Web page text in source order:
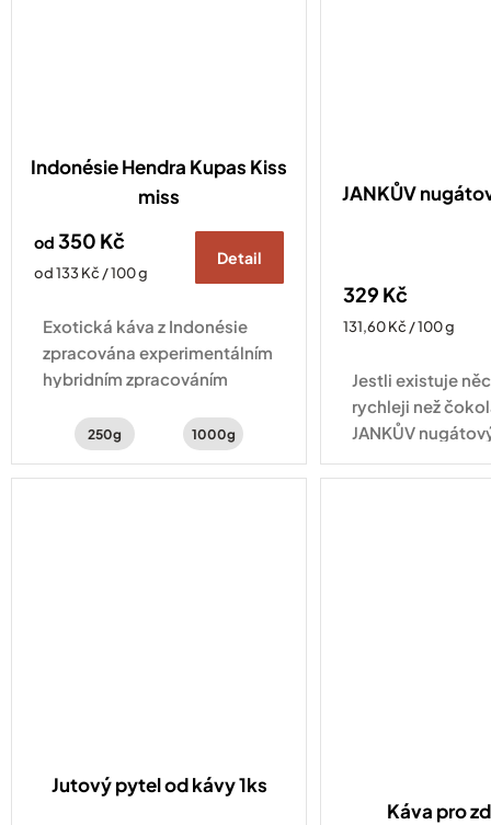
Indonésie Hendra Kupas Kiss
miss
od 350 Kč
Měrná
od 133 Kč / 100 g
Detail
Exotická káva z Indonésie
zpracována experimentálním
hybridním zpracováním
kávy s chutí šťavnatého kiwi,
250g 1000g
JANKŮV
329 Kč
Měrná
131,60 Kč / 100 g
Jestli existuje
rychleji než
JANKŮV
skleničce na vás
tříbarevný
Jutový pytel od kávy 1ks
Káva pro